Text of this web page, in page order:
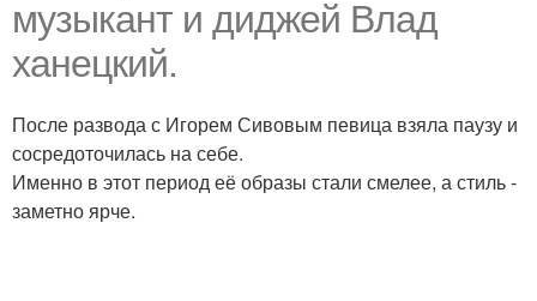
музыкант и диджей Влад
ханецкий.
После развода с Игорем Сивовым певица взяла паузу и
сосредоточилась на себе.
Именно в этот период её образы стали смелее, а стиль -
заметно ярче.